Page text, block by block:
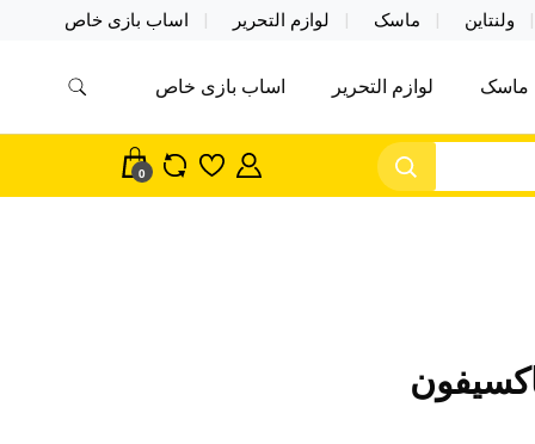
ولنتاین ماسک لوازم التحریر اساب بازی خاص
اکسسوری ماسک در واردات مستقیم
ماسک لوازم التحریر اساب بازی خاص
0